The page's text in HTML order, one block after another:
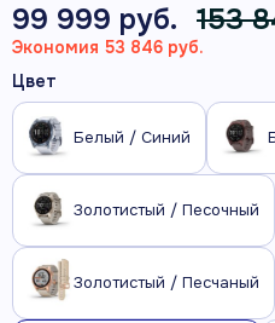
99 999 руб. 153
Экономия 53 846 руб.
Цвет
Белый / Синий
Золотистый / Песочный
Золотистый / Песчаный